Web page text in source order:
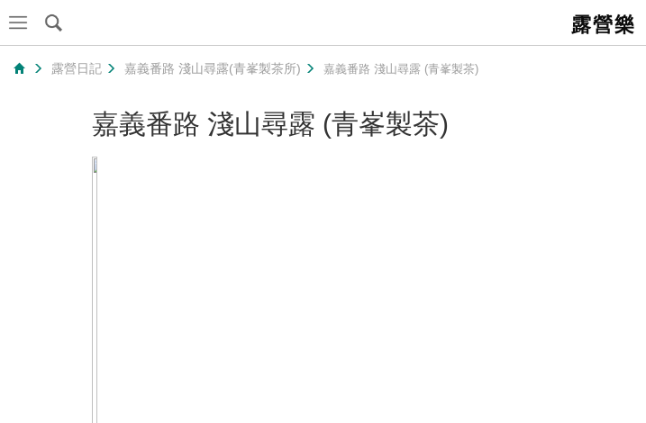
露營樂
露營日記 嘉義番路 淺山尋露(青峯製茶所) 嘉義番路 淺山尋露 (青峯製茶)
嘉義番路 淺山尋露 (青峯製茶)